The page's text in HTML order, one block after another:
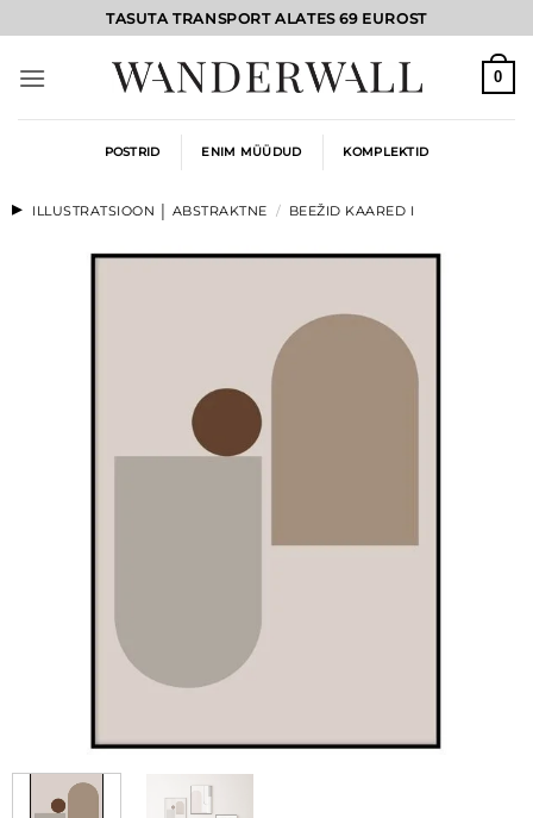
to
content
TASUTA TRANSPORT ALATES 69 EUROST
0
POSTRID ENIM MÜÜDUD KOMPLEKTID
ILLUSTRATSIOON │ ABSTRAKTNE / BEEŽID KAARED I